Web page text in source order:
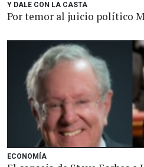
Y DALE CON LA CASTA
Por temor al juicio político
ECONOMÍA